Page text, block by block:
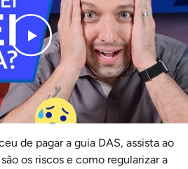
de pagar a guia DAS, assista ao
os riscos e como regularizar a